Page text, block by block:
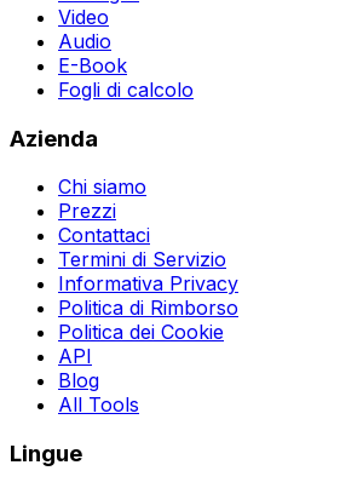
Video
Audio
E-Book
Fogli di calcolo
Azienda
Chi siamo
Prezzi
Contattaci
Termini di Servizio
Informativa Privacy
Politica di Rimborso
Politica dei Cookie
API
Blog
All Tools
Lingue